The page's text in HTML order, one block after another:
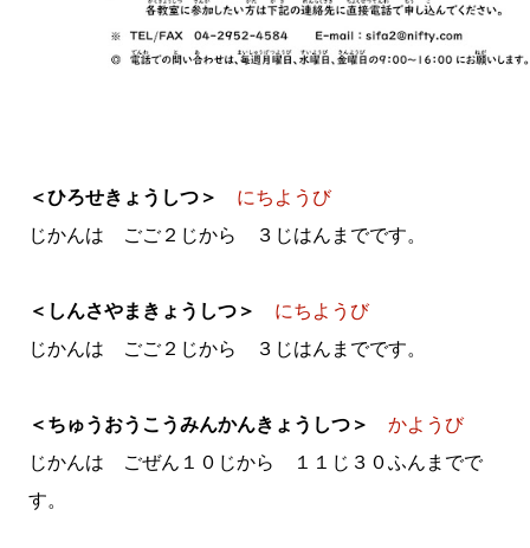
＜ひろせきょうしつ＞
にちようび
じかんは ごご２じから ３じはんまでです。
＜しんさやまきょうしつ＞
にちようび
じかんは ごご２じから ３じはんまでです。
＜ちゅうおうこうみんかんきょうしつ＞
かようび
じかんは ごぜん１０じから １１じ３０ふんまでで
す。